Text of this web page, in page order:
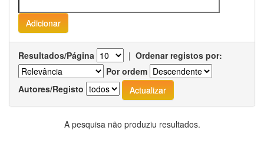
Resultados/Página | Ordenar registos por:
Por ordem
Autores/Registo
A pesquisa não produziu resultados.